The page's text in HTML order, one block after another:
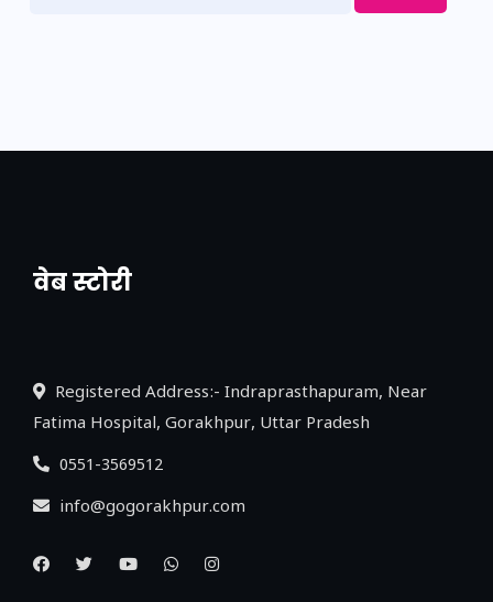
वेब स्टोरी
नया एक्सप्रेसवे: पूर्वांचल का लक, डेवलपमेंट का
Registered Address:- Indraprasthapuram, Near
Fatima Hospital, Gorakhpur, Uttar Pradesh
0551-3569512
info@gogorakhpur.com